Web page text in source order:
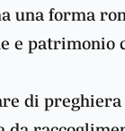
una forma
e
di